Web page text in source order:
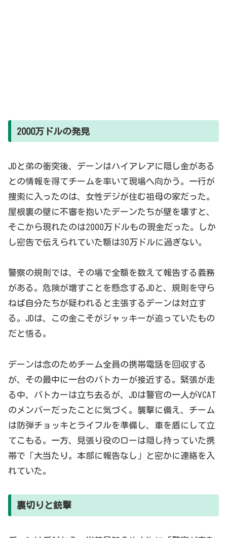
2000万ドルの発見
JDと弟の衝突後、デーンはハイアレアに隠し金がある
との情報を得てチームを率いて現場へ向かう。一行が
捜索に入ったのは、女性デジが住む祖母の家だった。
屋根裏の壁に不審を抱いたデーンたちが壁を壊すと、
そこから現れたのは2000万ドルもの現金だった。しか
し密告で伝えられていた額は30万ドルに過ぎない。
警察の規則では、その場で全額を数えて報告する義務
がある。危険が増すことを懸念するJDと、規則を守ら
ねば自分たちが疑われると主張するデーンは対立す
る。JDは、この金こそがジャッキーが追っていたもの
だと悟る。
デーンは念のためチーム全員の携帯電話を回収する
が、その最中に一台のパトカーが接近する。緊張が走
る中、パトカーは立ち去るが、JDは警官の一人がVCAT
のメンバーだったことに気づく。襲撃に備え、チーム
は防弾チョッキとライフルを準備し、車を盾にして立
てこもる。一方、見張り役のローは隠し持っていた携
帯で「大当たり。本部に報告なし」と密かに連絡を入
れていた。
裏切りと銃撃